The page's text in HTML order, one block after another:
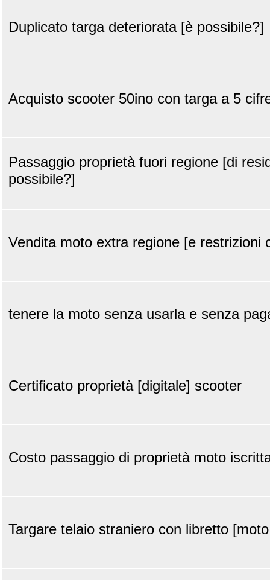
Duplicato targa deteriorata [è possibile?]
Acquisto scooter 50ino con targa a 5
Passaggio proprietà fuori regione [di
possibile?]
Vendita moto extra regione [e restrizioni
tenere la moto senza usarla e senza
Certificato proprietà [digitale] scooter
Costo passaggio di proprietà moto
Targare telaio straniero con libretto